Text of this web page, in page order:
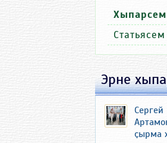
Хыпарсем
Статьясем
Эрне
Сергей
ҫырма